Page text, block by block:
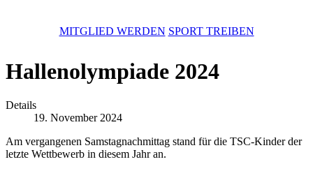
MITGLIED WERDEN SPORT TREIBEN
Hallenolympiade 2024
Details
19. November 2024
Am vergangenen Samstagnachmittag stand für die TSC-Kinder der
letzte Wettbewerb in diesem Jahr an.